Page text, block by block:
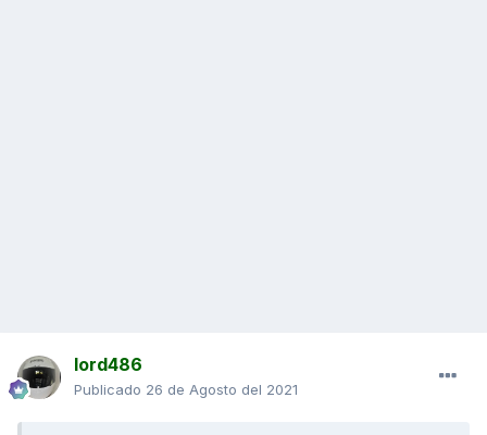
lord486
Publicado 26 de Agosto del 2021